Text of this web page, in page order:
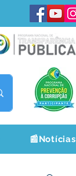
📰Notícias